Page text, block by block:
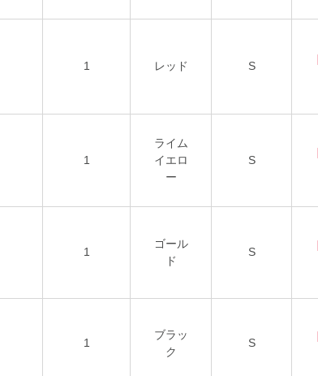
1 レッド S
1
ライム
イエロ
ー
S
1
ゴール
ド
S
1
ブラッ
ク
S